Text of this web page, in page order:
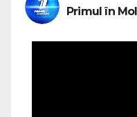
Primul în